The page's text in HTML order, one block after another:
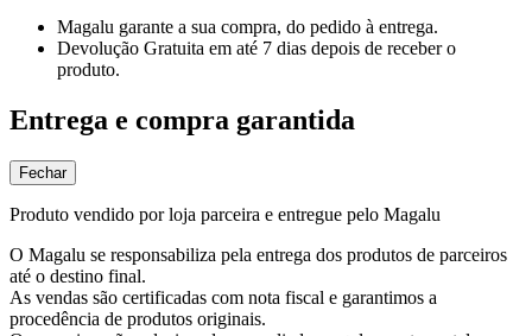
Magalu garante a sua compra, do pedido à entrega.
Devolução Gratuita em até 7 dias depois de receber o
produto.
Entrega e compra garantida
Fechar
Produto vendido por loja parceira e entregue pelo Magalu
O Magalu se responsabiliza pela entrega dos produtos de parceiros
até o destino final.
As vendas são certificadas com nota fiscal e garantimos a
procedência de produtos originais.